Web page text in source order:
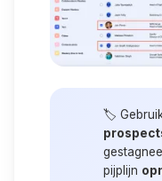
🏷️
pijplijn